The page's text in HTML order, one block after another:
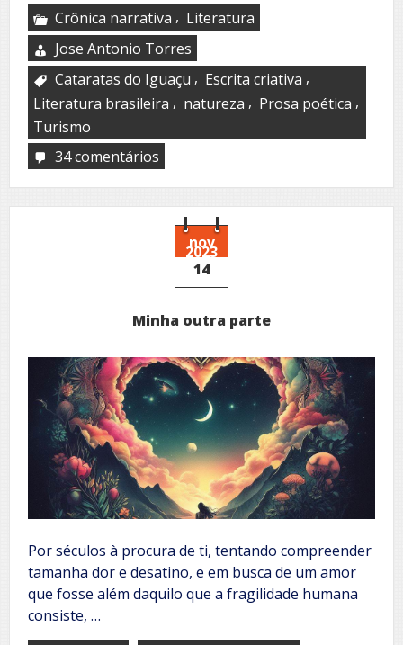
Crônica narrativa , Literatura
Jose Antonio Torres
Cataratas do Iguaçu , Escrita criativa ,
Literatura brasileira , natureza , Prosa poética ,
Turismo
34 comentários
esplendor
do
Iguaçu
nov
2023
14
Minha outra parte
Por séculos à procura de ti, tentando compreender
tamanha dor e desatino, e em busca de um amor
que fosse além daquilo que a fragilidade humana
consiste, …